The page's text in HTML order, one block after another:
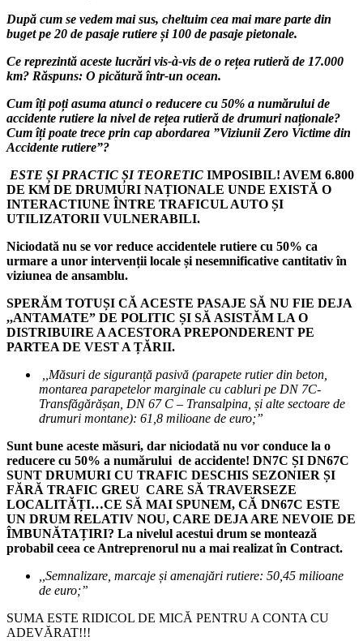
După cum se vedem mai sus, cheltuim cea mai mare parte din
buget pe 20 de pasaje rutiere și 100 de pasaje pietonale.
Ce reprezintă aceste lucrări vis-à-vis de o rețea rutieră de 17.000
km? Răspuns: O picătură într-un ocean.
Cum îți poți asuma atunci o reducere cu 50% a numărului de
accidente rutiere la nivel de rețea rutieră de drumuri naționale?
Cum îți poate trece prin cap abordarea ”Viziunii Zero Victime din
Accidente rutiere”?
ESTE ȘI PRACTIC ȘI TEORETIC IMPOSIBIL! AVEM 6.800
DE KM DE DRUMURI NAȚIONALE UNDE EXISTĂ O
INTERACTIUNE ÎNTRE TRAFICUL AUTO ȘI
UTILIZATORII VULNERABILI.
Niciodată nu se vor reduce accidentele rutiere cu 50% ca
urmare a unor intervenții locale și nesemnificative cantitativ în
viziunea de ansamblu.
SPERĂM TOTUȘI CĂ ACESTE PASAJE SĂ NU FIE DEJA
,,ANTAMATE” DE POLITIC ȘI SĂ ASISTĂM LA O
DISTRIBUIRE A ACESTORA PREPONDERENT PE
PARTEA DE VEST A ȚĂRII.
,,Măsuri de siguranță pasivă (parapete rutier din beton,
montarea parapetelor marginale cu cabluri pe DN 7C-
Transfăgărășan, DN 67 C – Transalpina, și alte sectoare de
drumuri montane): 61,8 milioane de euro;”
Sunt bune aceste măsuri, dar niciodată nu vor conduce la o
reducere cu 50% a numărului de accidente! DN7C ȘI DN67C
SUNT DRUMURI CU TRAFIC DESCHIS SEZONIER ȘI
FĂRĂ TRAFIC GREU CARE SĂ TRAVERSEZE
LOCALITĂȚI…CE SĂ MAI SPUNEM, CĂ DN67C ESTE
UN DRUM RELATIV NOU, CARE DEJA ARE NEVOIE DE
ÎMBUNĂTAȚIRI? La nivelul acestui drum se montează
probabil ceea ce Antreprenorul nu a mai realizat în Contract.
,,Semnalizare, marcaje și amenajări rutiere: 50,45 milioane
de euro;”
SUMA ESTE RIDICOL DE MICĂ PENTRU A CONTA CU
ADEVĂRAT!!!